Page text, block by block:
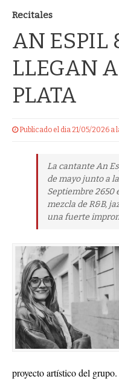
Recitales
AN ESPIL
LLEGAN
PLATA
Publicado el dia 21/05/2026 a
La cantante An
de mayo junto a
Septiembre 2650
mezcla de R&B,
una fuerte
proyecto artístico del grupo.